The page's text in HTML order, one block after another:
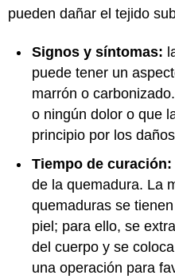
pueden dañar el tejido
Signos y síntomas:
puede tener un
marrón o
o ningún dolor o que
principio por los
Tiempo de curación:
de la quemadura. La
quemaduras se
piel; para ello, se
del cuerpo y se
una operación para